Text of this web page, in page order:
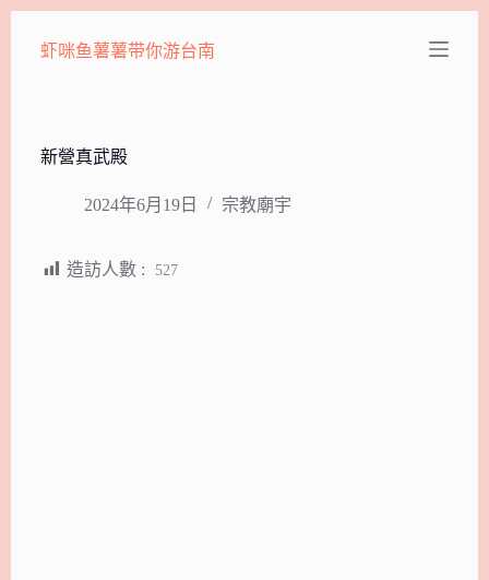
虾咪鱼薯薯带你游台南
新營真武殿
2024年6月19日 宗教廟宇
造訪人數 : 527